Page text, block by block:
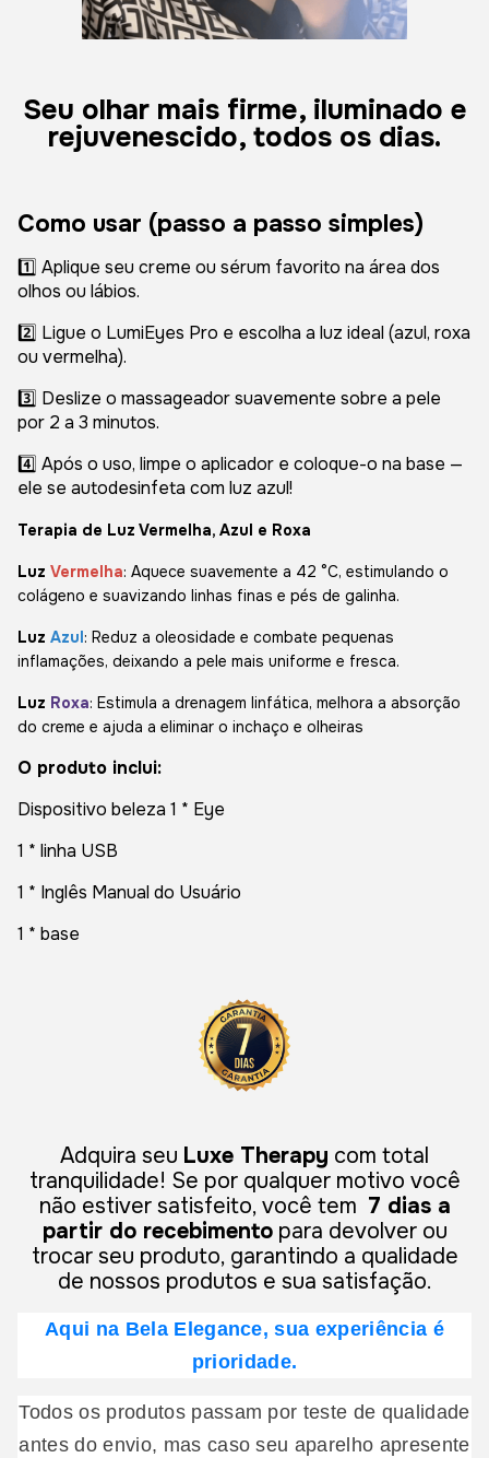
Seu olhar mais firme, iluminado e
rejuvenescido, todos os dias.
Como usar (passo a passo simples)
1️⃣ Aplique seu creme ou sérum favorito na área dos
olhos ou lábios.
2️⃣ Ligue o LumiEyes Pro e escolha a luz ideal (azul, roxa
ou vermelha).
3️⃣ Deslize o massageador suavemente sobre a pele
por 2 a 3 minutos.
4️⃣ Após o uso, limpe o aplicador e coloque-o na base —
ele se autodesinfeta com luz azul!
Terapia de Luz Vermelha, Azul e Roxa
Luz Vermelha: Aquece suavemente a 42 °C, estimulando o
colágeno e suavizando linhas finas e pés de galinha.
Luz Azul : Reduz a oleosidade e combate pequenas
inflamações, deixando a pele mais uniforme e fresca.
Luz Roxa: Estimula a drenagem linfática, melhora a absorção
do creme e ajuda a eliminar o inchaço e olheiras
O produto inclui:
Dispositivo beleza 1 * Eye
1 * linha USB
1 * Inglês Manual do Usuário
1 * base
Adquira seu Luxe Therapy com total
tranquilidade! Se por qualquer motivo você
não estiver satisfeito, você tem 7 dias a
partir do recebimentopara devolver ou
trocar seu produto, garantindo a qualidade
de nossos produtos e sua satisfação.
Aqui na Bela Elegance, sua experiência é
prioridade.
Todos os produtos passam por teste de qualidade
antes do envio, mas caso seu aparelho apresente